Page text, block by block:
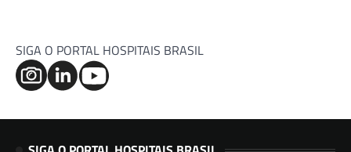
SIGA O PORTAL HOSPITAIS BRASIL